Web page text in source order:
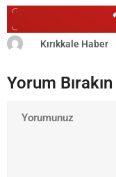
Kırıkkale Haber
Yorum Bırakın